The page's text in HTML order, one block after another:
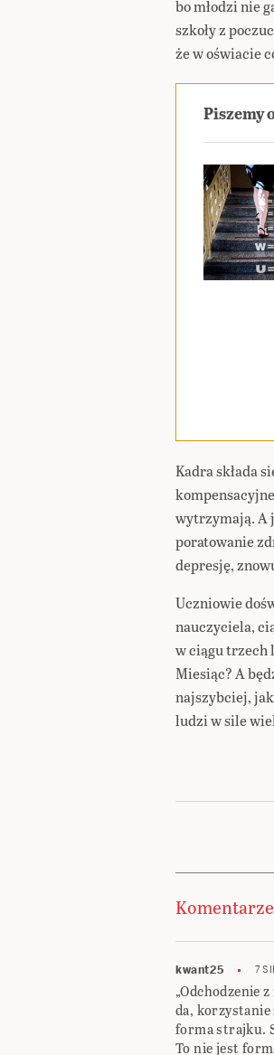
bo młodzi nie
szkoły z
że w oświacie
Piszemy
Kadra składa
wytrzymają. A
poratowanie
depresję,
Uczniowie
nauczyciela,
w ciągu trzech
Miesiąc? A
najszybciej,
ludzi w sile
wpisu
Komentarze
kwant25 7
„Odchodzenie
da,
forma strajku.
To nie jest